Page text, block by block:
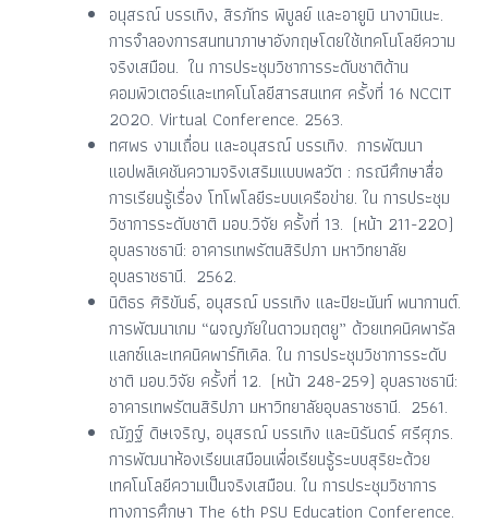
อนุสรณ์ บรรเทิง, สิรภัทร พิบูลย์ และอายูมิ นางามิเนะ.
การจำลองการสนทนาภาษาอังกฤษโดยใช้เทคโนโลยีความ
จริงเสมือน. ใน การประชุมวิชาการระดับชาติด้าน
คอมพิวเตอร์และเทคโนโลยีสารสนเทศ ครั้งที่ 16 NCCIT
2020. Virtual Conference. 2563.
ทศพร งามเถื่อน และอนุสรณ์ บรรเทิง. การพัฒนา
แอปพลิเคชันความจริงเสริมแบบพลวัต : กรณีศึกษาสื่อ
การเรียนรู้เรื่อง โทโพโลยีระบบเครือข่าย. ใน การประชุม
วิชาการระดับชาติ มอบ.วิจัย ครั้งที่ 13. (หน้า 211-220)
อุบลราชธานี: อาคารเทพรัตนสิริปภา มหาวิทยาลัย
อุบลราชธานี. 2562.
นิติธร ศิริขันธ์, อนุสรณ์ บรรเทิง และปิยะนันท์ พนากานต์.
การพัฒนาเกม “ผจญภัยในดาวมฤตยู” ด้วยเทคนิคพารัล
แลกซ์และเทคนิคพาร์ทิเคิล. ใน การประชุมวิชาการระดับ
ชาติ มอบ.วิจัย ครั้งที่ 12. (หน้า 248-259) อุบลราชธานี:
อาคารเทพรัตนสิริปภา มหาวิทยาลัยอุบลราชธานี. 2561.
ณัฏฐ์ ดิษเจริญ, อนุสรณ์ บรรเทิง และนิรันดร์ ศรีศุภร.
การพัฒนาห้องเรียนเสมือนเพื่อเรียนรู้ระบบสุริยะด้วย
เทคโนโลยีความเป็นจริงเสมือน. ใน การประชุมวิชาการ
ทางการศึกษา The 6th PSU Education Conference.